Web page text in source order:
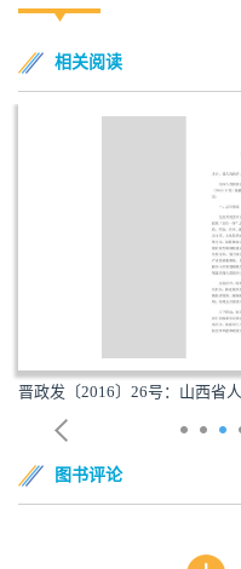
相关阅读
关于深入推进新...
图书评论